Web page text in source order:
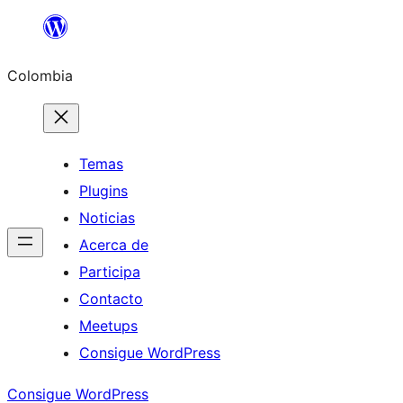
Saltar
contenido
Colombia
Temas
Plugins
Noticias
Acerca de
Participa
Contacto
Meetups
Consigue WordPress
Consigue WordPress